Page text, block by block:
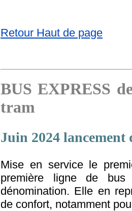
Retour Haut de page
BUS EXPRESS
tram
Juin 2024 lancement
Mise en service le
première ligne de
dénomination. Elle en
de confort, notamment